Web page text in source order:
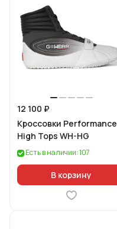
12 100 ₽
Кроссовки Performance
High Tops WH-HG
Есть в наличии: 107
В корзину